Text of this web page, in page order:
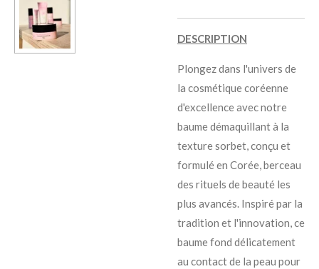
DESCRIPTION
Plongez dans l'univers de
la cosmétique coréenne
d'excellence avec notre
baume démaquillant à la
texture sorbet, conçu et
formulé en Corée, berceau
des rituels de beauté les
plus avancés. Inspiré par la
tradition et l'innovation, ce
baume fond délicatement
au contact de la peau pour